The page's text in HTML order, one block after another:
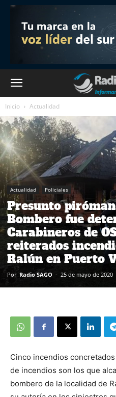
Inicio Actualidad
Actualidad Policiales
Presunto
Bombero fue
Carabineros de
reiterados
Ralún en Puerto
Por Radio SAGO - 25 de mayo de 2020
Cinco incendios
de incendios son los que
bombero de la localidad de